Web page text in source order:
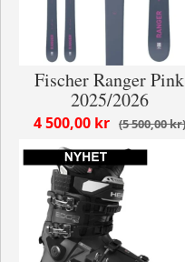
Fischer Ranger Pink
2025/2026
5 500,00 kr
4 500,00 kr